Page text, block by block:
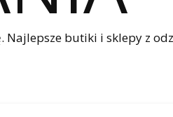
Najlepsze butiki i sklepy z